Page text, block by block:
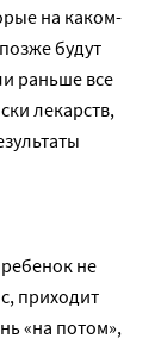
на каком-
будут
раньше все
лекарств,
не
приходит
«на потом»,